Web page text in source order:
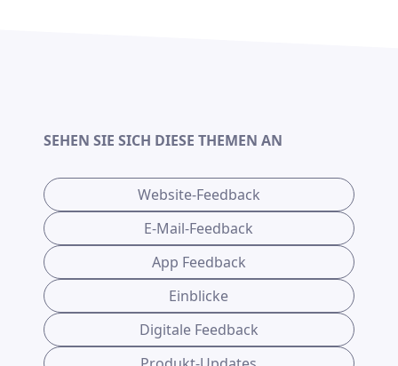
SEHEN SIE SICH DIESE THEMEN AN
Website-Feedback
E-Mail-Feedback
App Feedback
Einblicke
Digitale Feedback